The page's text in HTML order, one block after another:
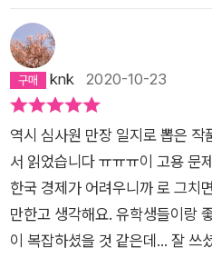
서 물건을 사고 봉투가 필요하
고 말하면 된다고 배웠다. 그런데
이 내게 먼저 물었다. ‘un
어 멍하니 있었더니 내게 봉투를
을 그게 아닌데. 또 다른 날 다른
다. 또 바보같이 서 있었더니 그
에 봉투를 사람마다 다른 단어로
니 각 나라의 언어마다 특징적으
설에서 언급된 이유를 말하기 위
우선 봄 학기는 '선이'의 이야기였
원을 준비하던 선이는 한국어 강
에 가까운 점수로 합격합니다.그
은 반 학생인 꽌의 인스타그램
태그와 함께 자신의 사진이 올라
는 '미주'의 이야기였습니다.H대
그녀.청바지에 운동화를 신고 수
을 싫어하지만 결코 학생들을 봐
knk 2020-10-23
역시 심사원 만장 일지로 뽑은 작
서 읽었습니다 ㅠㅠㅠ이 고용 문
한국 경제가 어려우니까 로 그치
만한고 생각해요. 유학생들이랑
이 복잡하셨을 것 같은데... 잘 쓰